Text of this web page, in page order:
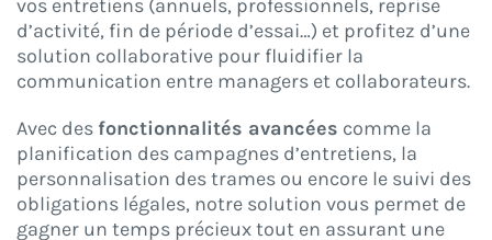
CONNEXION
vos entretiens (annuels, professionnels, reprise
d’activité, fin de période d’essai…) et profitez d’une
solution collaborative pour fluidifier la
communication entre managers et collaborateurs.
Avec des fonctionnalités avancées comme la
planification des campagnes d’entretiens, la
personnalisation des trames ou encore le suivi des
obligations légales, notre solution vous permet de
gagner un temps précieux tout en assurant une